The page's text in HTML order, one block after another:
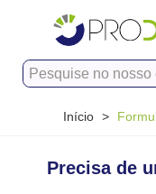
Início >
Precisa de